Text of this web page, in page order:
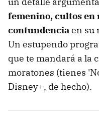
femenino, cultos en
contundenciaen su
Un estupendo
que te mandará a la
moratones (tienes
Disney+, de hecho).